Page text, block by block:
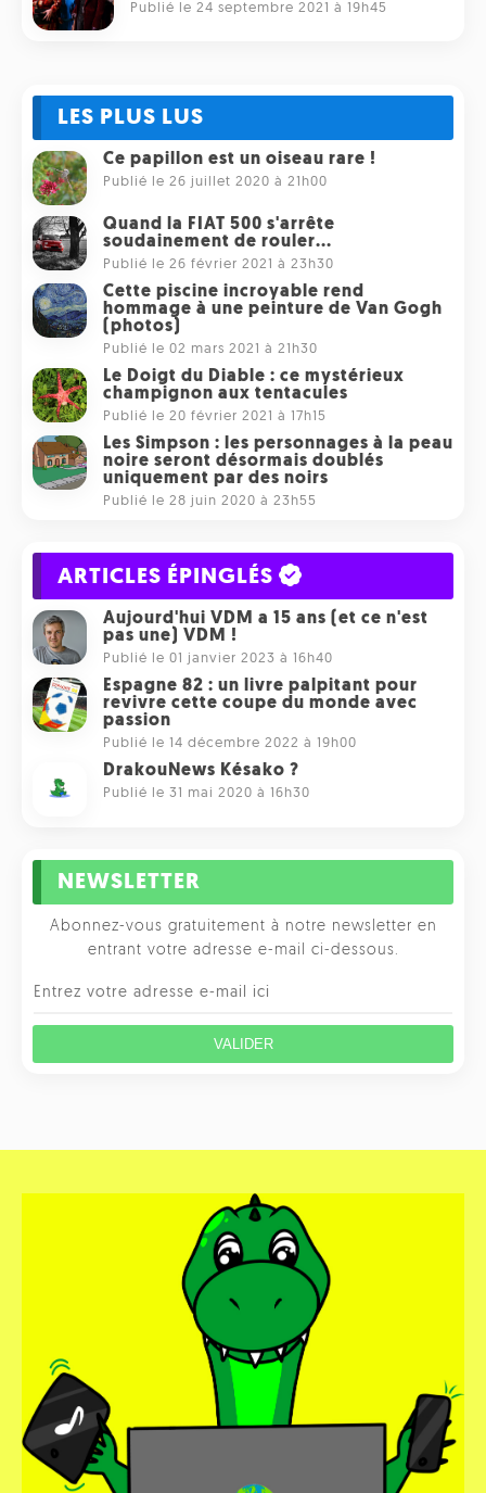
Publié le 24 septembre 2021 à 19h45
LES PLUS LUS
Ce papillon est un oiseau rare !
Publié le 26 juillet 2020 à 21h00
Quand la FIAT 500 s'arrête
soudainement de rouler...
Publié le 26 février 2021 à 23h30
Cette piscine incroyable rend
hommage à une peinture de Van Gogh
(photos)
Publié le 02 mars 2021 à 21h30
Le Doigt du Diable : ce mystérieux
champignon aux tentacules
Publié le 20 février 2021 à 17h15
Les Simpson : les personnages à la peau
noire seront désormais doublés
uniquement par des noirs
Publié le 28 juin 2020 à 23h55
ARTICLES ÉPINGLÉS
Aujourd'hui VDM a 15 ans (et ce n'est
pas une) VDM !
Publié le 01 janvier 2023 à 16h40
Espagne 82 : un livre palpitant pour
revivre cette coupe du monde avec
passion
Publié le 14 décembre 2022 à 19h00
DrakouNews Késako ?
Publié le 31 mai 2020 à 16h30
NEWSLETTER
Abonnez-vous gratuitement à notre newsletter en
entrant votre adresse e-mail ci-dessous.
VALIDER